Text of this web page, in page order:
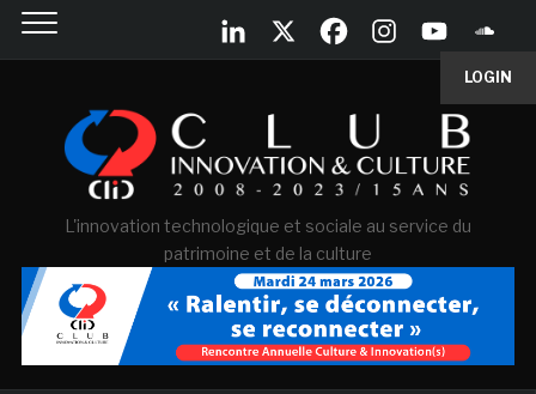
LOGIN
L'innovation technologique et sociale au service du
patrimoine et de la culture